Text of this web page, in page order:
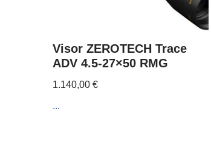
Visor ZEROTECH Trace
ADV 4.5-27×50 RMG
1.140,00 €
...